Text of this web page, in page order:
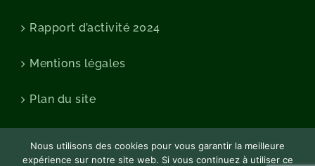
Rapport d’activité 2024
Mentions légales
Plan du site
Nous utilisons des cookies pour vous garantir la meilleure
expérience sur notre site web. Si vous continuez à utiliser ce